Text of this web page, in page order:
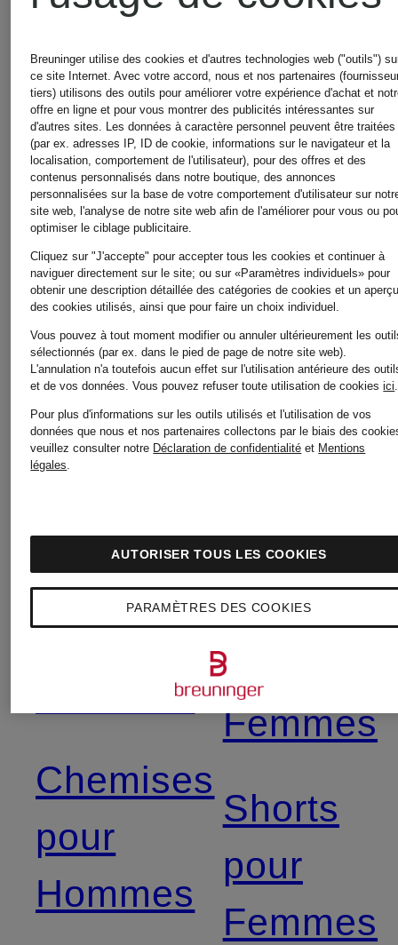
Chaussures
pour
Femmes en
solde
Chaussures
pour
Hommes
Chaussures
à enfiler
pour
Hommes
Chemises
pour
Hommes
pour
Femmes
Robes
pour
Femmes
en solde
Sacs
pour
Femmes
Sacs
pour
Femmes
Shorts
pour
Femmes
Breuninger utilise des cookies et d'autres technologies web ("outils")
ce site Internet. Avec votre accord, nous et nos partenaires
tiers) utilisons des outils pour améliorer votre expérience d'achat et
offre en ligne et pour vous montrer des publicités intéressantes sur
d'autres sites. Les données à caractère personnel peuvent être traitées
(par ex. adresses IP, ID de cookie, informations sur le navigateur et la
localisation, comportement de l'utilisateur), pour des offres et des
contenus personnalisés dans notre boutique, des annonces
personnalisées sur la base de votre comportement d'utilisateur sur
site web, l'analyse de notre site web afin de l'améliorer pour vous ou
optimiser le ciblage publicitaire.
Cliquez sur "J'accepte" pour accepter tous les cookies et continuer à
naviguer directement sur le site; ou sur «Paramètres individuels» pour
obtenir une description détaillée des catégories de cookies et un
des cookies utilisés, ainsi que pour faire un choix individuel.
Vous pouvez à tout moment modifier ou annuler ultérieurement les
sélectionnés (par ex. dans le pied de page de notre site web).
L'annulation n'a toutefois aucun effet sur l'utilisation antérieure des
et de vos données.Vous pouvez refuser toute utilisation de cookiesici.
Pour plus d'informations sur les outils utilisés et l'utilisation de vos
données que nous et nos partenaires collectons par le biais des
veuillez consulter notre Déclaration de confidentialité et Mentions
légales.
PARAMÈTRES DES COOKIES
AUTORISER TOUS LES COOKIES